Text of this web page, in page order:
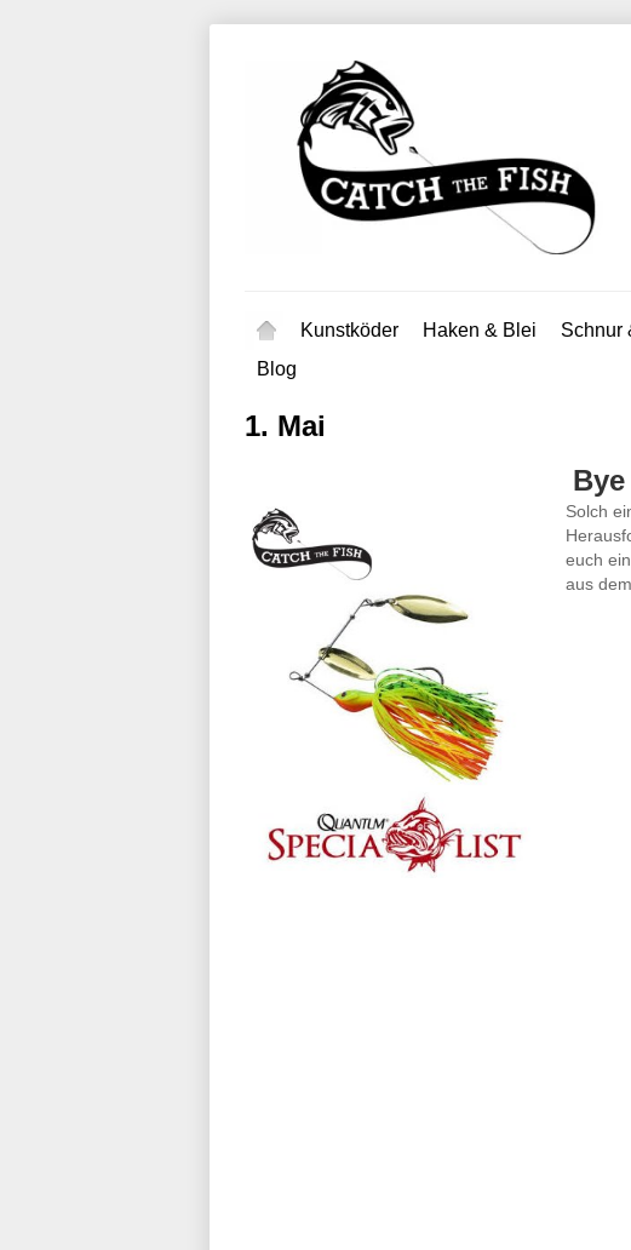
Kunstköder Haken & Blei Schnur
Blog
1. Mai
Solch
euch
aus